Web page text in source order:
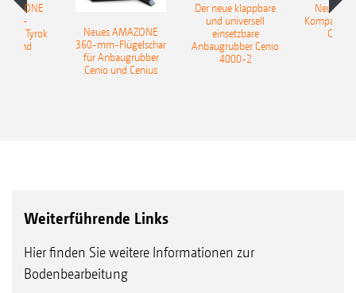
Tyrok
Neues AMAZONE
360-mm-Flügelschar
für Anbaugrubber
Cenio und Cenius
Der neue klappbare
und universell
einsetzbare
Anbaugrubber Cenio
4000-2
Neue
Weiterführende Links
Hier finden Sie weitere Informationen zur
Bodenbearbeitung